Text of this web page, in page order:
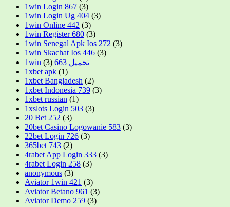
1win Login 867 (3)
1win Login Ug 404 (3)
1win Online 442 (3)
1win Register 680 (3)
1win Senegal Apk Ios 272 (3)
1win Skachat Ios 446 (3)
1win تحميل 663
(3)
1xbet apk (1)
1xbet Bangladesh (2)
1xbet Indonesia 739 (3)
1xbet russian (1)
1xslots Login 503 (3)
20 Bet 252 (3)
20bet Casino Logowanie 583 (3)
22bet Login 726 (3)
365bet 743 (2)
4rabet App Login 333 (3)
4rabet Login 258 (3)
anonymous (3)
Aviator 1win 421 (3)
Aviator Betano 961 (3)
Aviator Demo 259 (3)